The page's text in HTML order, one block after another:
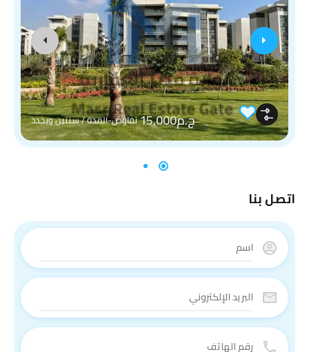
ج.م15,000 تفاوض-المدة / سنتين ويجدد
اتصل بنا